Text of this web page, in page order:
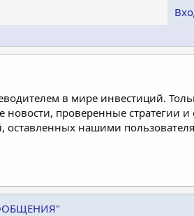
в мире инвестиций.
проверенные стратегии и
нашими